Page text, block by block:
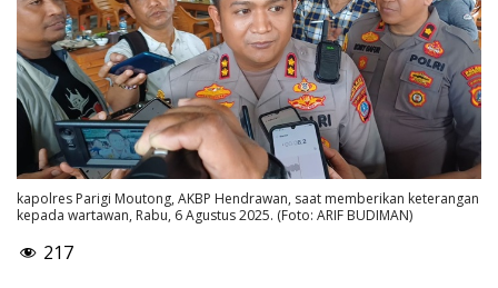
kapolres Parigi Moutong, AKBP Hendrawan, saat memberikan keterangan
kepada wartawan, Rabu, 6 Agustus 2025. (Foto: ARIF BUDIMAN)
217